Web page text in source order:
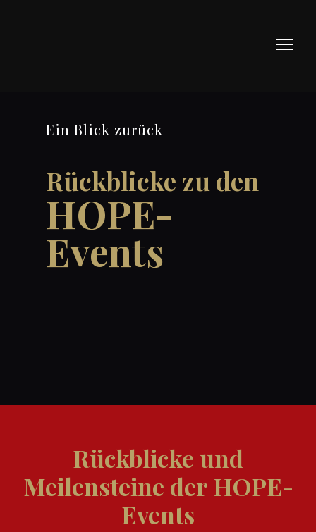
Ein Blick zurück
Rückblicke zu den
HOPE-
Events
Rückblicke und
Meilensteine der HOPE-
Events